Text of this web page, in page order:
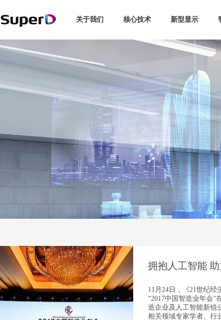
关于我们
企业介绍 领导关怀
核心技术
智慧交通
新型显示
智能探伤 未来眼镜
博彩娱乐 交通安全
3C
全球布局 视觉专利
企业新闻 行业动态
拥抱人工智能
11月24日，《21世纪经
“2017中国智造业年会”
造企业及人工智能新锐
相关领域专家学者、行